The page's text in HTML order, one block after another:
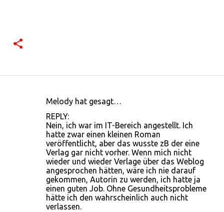
Melody hat gesagt…
REPLY:
Nein, ich war im IT-Bereich angestellt. Ich
hatte zwar einen kleinen Roman
veröffentlicht, aber das wusste zB der eine
Verlag gar nicht vorher. Wenn mich nicht
wieder und wieder Verlage über das Weblog
angesprochen hätten, wäre ich nie darauf
gekommen, Autorin zu werden, ich hatte ja
einen guten Job. Ohne Gesundheitsprobleme
hätte ich den wahrscheinlich auch nicht
verlassen.